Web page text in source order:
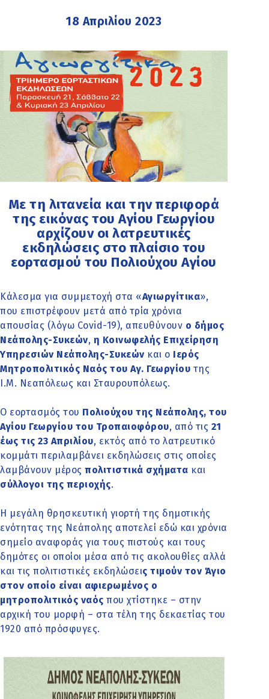
18 Απριλίου 2023
Με τη λιτανεία και την περιφορά
της εικόνας του Αγίου Γεωργίου
αρχίζoυν οι λατρευτικές
εκδηλώσεις στο πλαίσιο του
εορτασμού του Πολιούχου Αγίου
Κάλεσμα για συμμετοχή στα «Αγιωργίτικα»,
που επιστρέφουν μετά από τρία χρόνια
απουσίας (λόγω Covid-19), απευθύνουν ο δήμος
Νεάπολης-Συκεών, η Κοινωφελής Επιχείρηση
Υπηρεσιών Νεάπολης-Συκεών και ο Ιερός
Μητροπολιτικός Ναός του Αγ. Γεωργίου της
Ι.Μ. Νεαπόλεως και Σταυρουπόλεως.
Ο εορτασμός του Πολιούχου της Νεάπολης, του
Αγίου Γεωργίου του Τροπαιοφόρου, από τις 21
έως τις 23 Απριλίου, εκτός από το λατρευτικό
κομμάτι περιλαμβάνει εκδηλώσεις στις οποίες
λαμβάνουν μέρος πολιτιστικά σχήματα και
σύλλογοι της περιοχής.
Η μεγάλη θρησκευτική γιορτή της δημοτικής
ενότητας της Νεάπολης αποτελεί εδώ και χρόνια
σημείο αναφοράς για τους πιστούς και τους
δημότες οι οποίοι μέσα από τις ακολουθίες αλλά
και τις πολιτιστικές εκδηλώσεις τιμούν τον Άγιο
στον οποίο είναι αφιερωμένος ο
μητροπολιτικός ναός που χτίστηκε – στην
αρχική του μορφή – στα τέλη της δεκαετίας του
1920 από πρόσφυγες.